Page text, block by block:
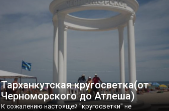
Тарханкутская кругосветка(от
Черноморского до Атлеша)
К сожалению настоящей "кругосветки" не